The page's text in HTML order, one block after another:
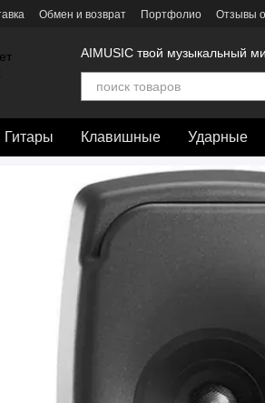
Обмен и возврат Портфолио Отзывы
AIMUSIC твой музыкальный
Гитары Клавишные Ударные